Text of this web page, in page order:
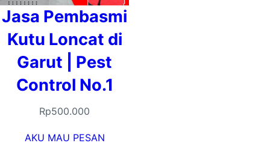
Jasa Pembasmi
Kutu Loncat di
Garut | Pest
Control No.1
Rp500.000
AKU MAU PESAN